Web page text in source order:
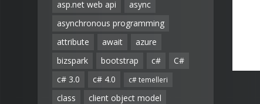
asp.net web api
async
asynchronous programming
attribute
await
azure
bizspark
bootstrap c#
C#
c# 3.0
c# 4.0 c# temelleri
class
client object model